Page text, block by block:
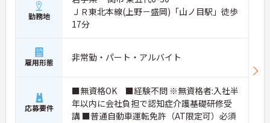
勤務地
ＪＲ東北本線(上野－盛岡)「山ノ目駅」徒歩
17分
雇用形態 非常勤・パート・アルバイト
応募要件
■無資格OK ■経験不問 ※無資格者:入社半
年以内に会社負担で認知症介護基礎研修受
講 ■普通自動車運転免許（AT限定可）必須